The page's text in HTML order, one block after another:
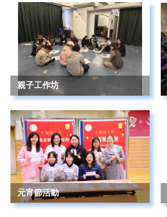
親子工作坊
元宵節活動